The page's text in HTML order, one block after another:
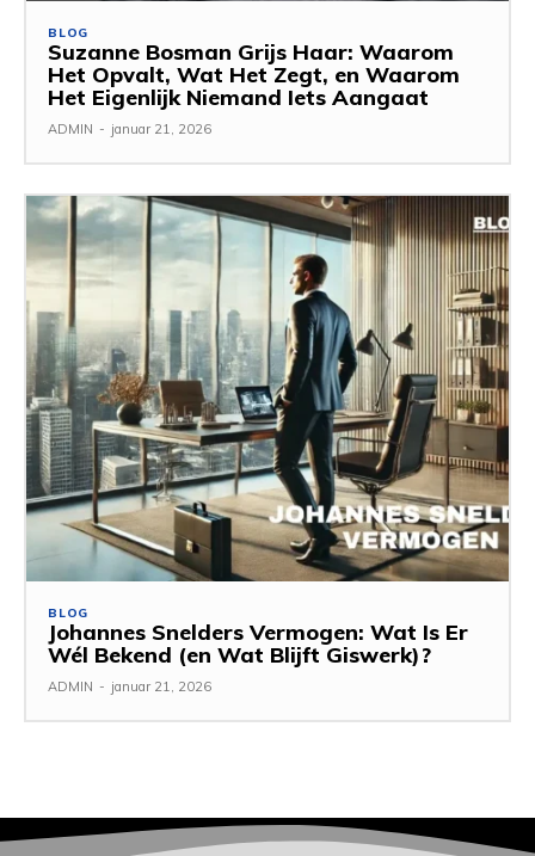
BLOG
Suzanne Bosman Grijs Haar: Waarom
Het Opvalt, Wat Het Zegt, en Waarom
Het Eigenlijk Niemand Iets Aangaat
ADMIN - januar 21, 2026
BLOG
Johannes Snelders Vermogen: Wat Is Er
Wél Bekend (en Wat Blijft Giswerk)?
ADMIN - januar 21, 2026